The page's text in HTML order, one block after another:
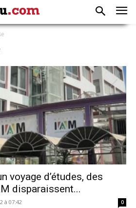
voyage d’études, des
disparaissent...
à 07:42 0